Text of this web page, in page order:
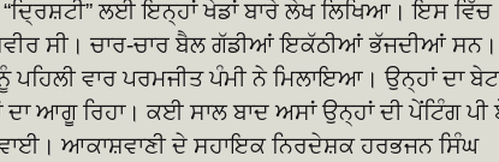
ਲਈ ਇਨ੍ਹਾਂ ਖੇਡਾਂ ਬਾਰੇ ਲੇਖ ਲਿਖਿਆ। ਇਸ ਵਿੱਚ
ਸੀ। ਚਾਰ-ਚਾਰ ਬੈਲ ਗੱਡੀਆਂ ਇਕੱਠੀਆਂ ਭੱਜਦੀਆਂ ਸਨ।
ਵਾਰ ਪਰਮਜੀਤ ਪੰਮੀ ਨੇ ਮਿਲਾਇਆ। ਉਨ੍ਹਾਂ ਦਾ
ਆਗੂ ਰਿਹਾ। ਕਈ ਸਾਲ ਬਾਦ ਅਸਾਂ ਉਨ੍ਹਾਂ ਦੀ ਪੇਂਟਿੰਗ ਪੀ
ਆਕਾਸ਼ਵਾਣੀ ਦੇ ਸਹਾਇਕ ਨਿਰਦੇਸ਼ਕ ਹਰਭਜਨ ਸਿੰਘ